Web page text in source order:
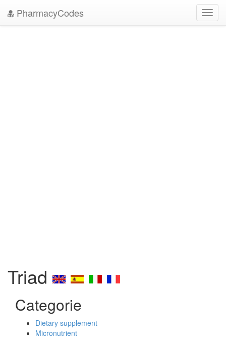
PharmacyCodes
Triad
Categorie
Dietary supplement
Micronutrient